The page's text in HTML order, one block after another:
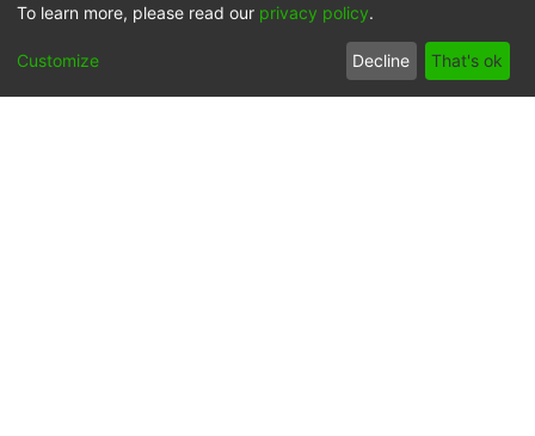
Síguenos
To learn more, please read our privacy policy.
Customize Decline That's ok